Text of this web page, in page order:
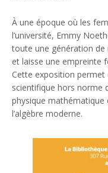
À une époque où les
l’université, Emmy
toute une génération
et laisse une empreinte
Cette exposition permet
scientifique hors norme
physique mathématique
l’algèbre moderne.